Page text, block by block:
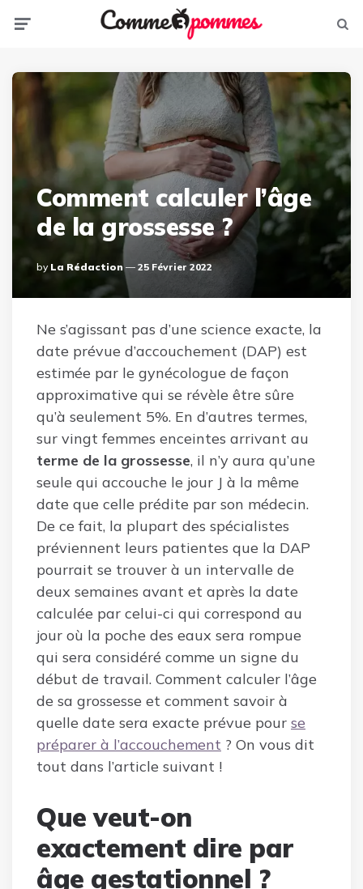
Comment calculer l’âge
de la grossesse ?
Posted
By
By La Rédaction 25 Février 2022
Ne s’agissant pas d’une science exacte, la
date prévue d’accouchement (DAP) est
estimée par le gynécologue de façon
approximative qui se révèle être sûre
qu’à seulement 5%. En d’autres termes,
sur vingt femmes enceintes arrivant au
terme de la grossesse, il n’y aura qu’une
seule qui accouche le jour J à la même
date que celle prédite par son médecin.
De ce fait, la plupart des spécialistes
préviennent leurs patientes que la DAP
pourrait se trouver à un intervalle de
deux semaines avant et après la date
calculée par celui-ci qui correspond au
jour où la poche des eaux sera rompue
qui sera considéré comme un signe du
début de travail. Comment calculer l’âge
de sa grossesse et comment savoir à
quelle date sera exacte prévue pour se
préparer à l’accouchement ? On vous dit
tout dans l’article suivant !
Que veut-on
exactement dire par
âge gestationnel ?